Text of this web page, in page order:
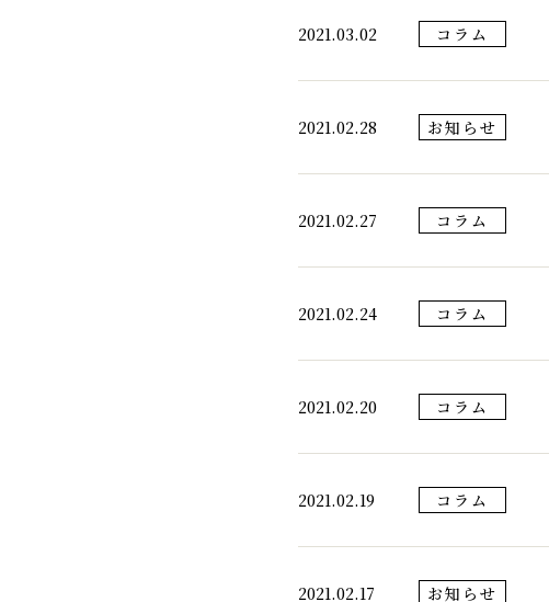
2021.03.02 コラム
2021.02.28 お知らせ
2021.02.27 コラム
2021.02.24 コラム
2021.02.20 コラム
2021.02.19 コラム
2021.02.17 お知らせ